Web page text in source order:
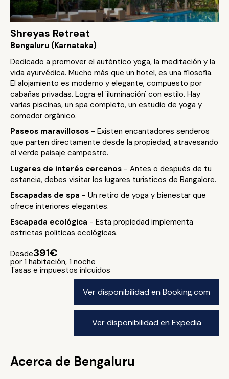
Shreyas Retreat
Bengaluru (Karnataka)
Dedicado a promover el auténtico yoga, la meditación y la
vida ayurvédica. Mucho más que un hotel, es una filosofía.
El alojamiento es moderno y elegante, compuesto por
cabañas privadas. Logra el 'iluminación' con estilo. Hay
varias piscinas, un spa completo, un estudio de yoga y
comedor orgánico.
Paseos maravillosos - Existen encantadores senderos
que parten directamente desde la propiedad, atravesando
el verde paisaje campestre.
Lugares de interés cercanos - Antes o después de tu
estancia, debes visitar los lugares turísticos de Bangalore.
Escapadas de spa - Un retiro de yoga y bienestar que
ofrece interiores elegantes.
Escapada ecológica - Esta propiedad implementa
estrictas políticas ecológicas.
Desde391€
por 1 habitación, 1 noche
Tasas e impuestos inlcuidos
Ver disponibilidad en Booking.com
Ver disponibilidad en Expedia
Acerca de Bengaluru